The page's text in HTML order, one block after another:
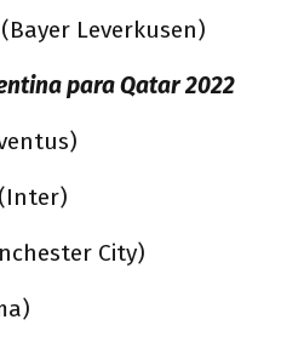
(Bayer Leverkusen)
para Qatar 2022
(Inter)
City)